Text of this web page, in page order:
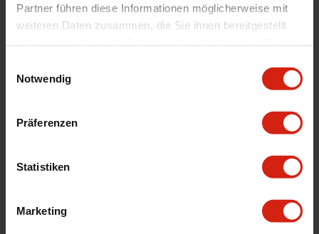
Partner führen diese Informationen möglicherweise mit
weiteren Daten zusammen, die Sie ihnen bereitgestellt
Notwendig
Präferenzen
Statistiken
Marketing
Durchmesser
300 mm
Montage
Wenn möglich, schreiben Sie uns eine E-
Mail oder rufen Sie uns an.
STELLE EINE FRAGE